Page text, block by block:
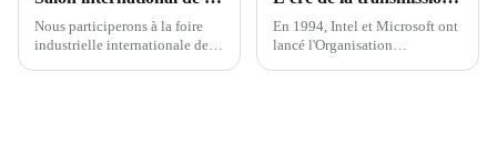
Nous participerons à la foire
industrielle internationale de
En 1994, Intel et Microsoft ont
lancé l'Organisation